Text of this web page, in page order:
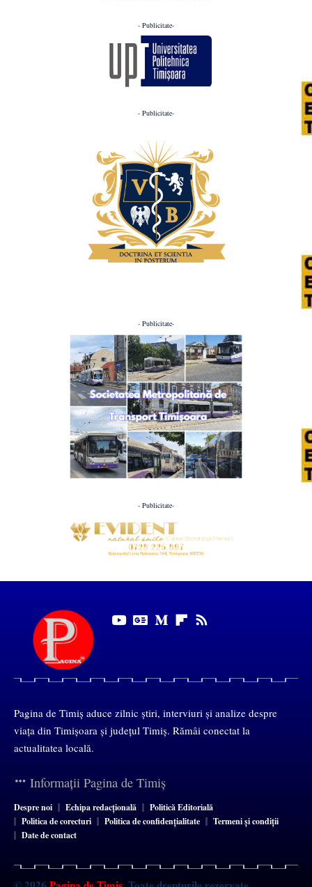
- Publicitate-
- Publicitate-
- Publicitate-
- Publicitate-
Pagina de Timiș aduce zilnic știri, interviuri și analize despre
viața din Timișoara și județul Timiș. Rămâi conectat la
actualitatea locală.
Informații Pagina de Timiș
Despre noi Echipa redacțională
Politică Editorială
Politica de corecturi
Politica de confidențialitate
Termeni și condiții
Date de contact